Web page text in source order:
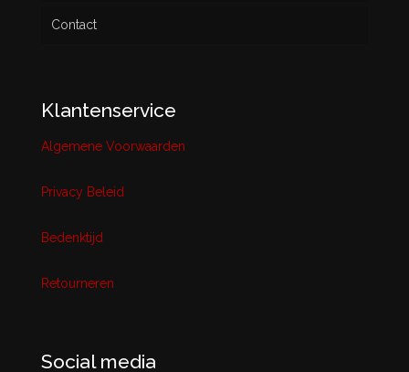
Contact
Klantenservice
Algemene Voorwaarden
Privacy Beleid
Bedenktijd
Retourneren
Social media